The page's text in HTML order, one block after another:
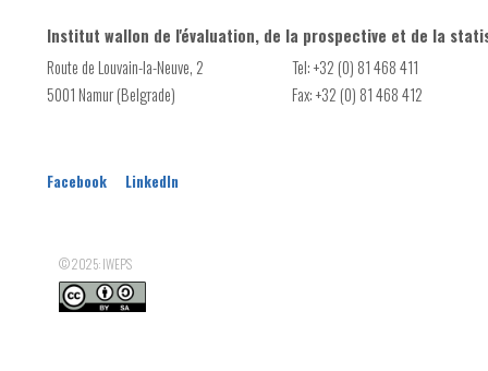
Institut wallon de l'évaluation, de la prospective et de la
Route de Louvain-la-Neuve, 2
5001 Namur (Belgrade)
Tel: +32 (0) 81 468 411
Fax: +32 (0) 81 468 412
Facebook LinkedIn
© 2025: IWEPS